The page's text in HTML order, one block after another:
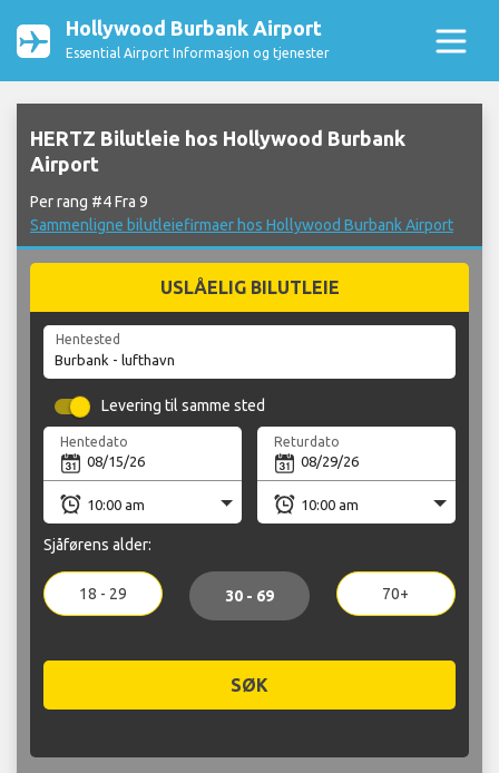
Hollywood Burbank Airport
Essential Airport Informasjon og tjenester
HERTZ Bilutleie hos Hollywood Burbank
Airport
Per rang #4 Fra 9
Sammenligne bilutleiefirmaer hos Hollywood Burbank Airport
USLÅELIG BILUTLEIE
Hentested
Levering til samme sted
Hentedato Returdato
Sjåførens alder:
18 - 29 30 - 69 70+
SØK